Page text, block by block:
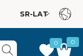
0
|
0